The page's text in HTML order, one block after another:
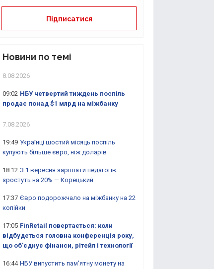
Новини по темі
8.08.2026
09:02 НБУ четвертий тиждень поспіль
продає понад $1 млрд на міжбанку
7.08.2026
19:49 Українці шостий місяць поспіль
купують більше євро, ніж доларів
18:12 З 1 вересня зарплати педагогів
зростуть на 20% — Корецький
17:37 Євро подорожчало на міжбанку на 22
копійки
17:05 FinRetail повертається: коли
відбудеться головна конференція року,
що об’єднує фінанси, рітейл і технології
16:44 НБУ випустить пам'ятну монету на